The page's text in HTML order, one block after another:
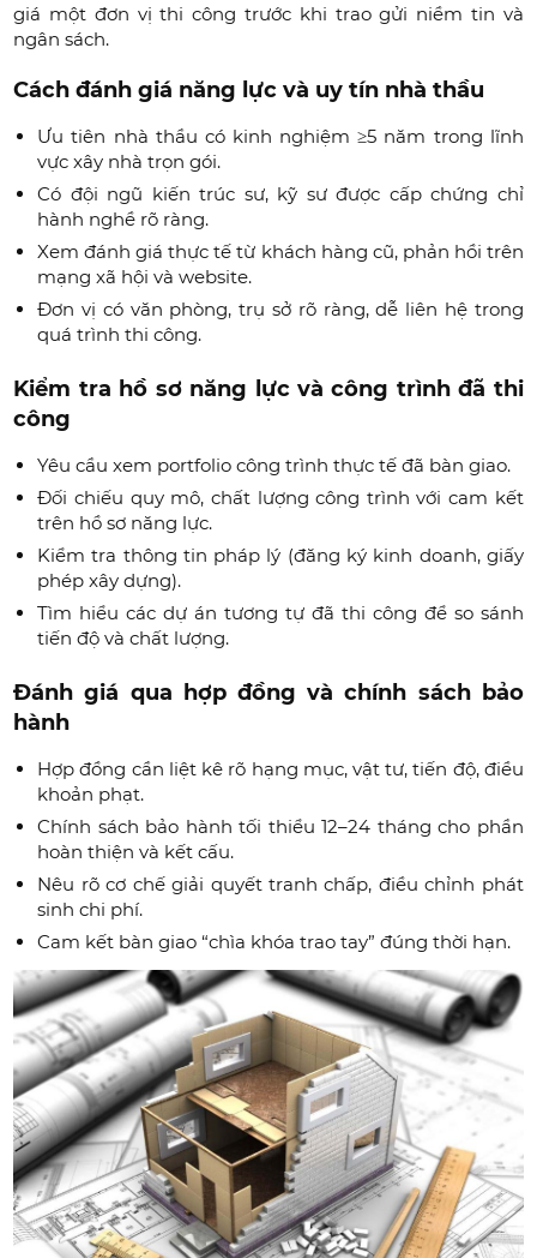
giá một đơn vị thi công trước khi trao gửi niềm tin và
ngân sách.
Cách đánh giá năng lực và uy tín nhà thầu
Ưu tiên nhà thầu có kinh nghiệm ≥5 năm trong lĩnh
vực xây nhà trọn gói.
Có đội ngũ kiến trúc sư, kỹ sư được cấp chứng chỉ
hành nghề rõ ràng.
Xem đánh giá thực tế từ khách hàng cũ, phản hồi trên
mạng xã hội và website.
Đơn vị có văn phòng, trụ sở rõ ràng, dễ liên hệ trong
quá trình thi công.
Kiểm tra hồ sơ năng lực và công trình đã thi
công
Yêu cầu xem portfolio công trình thực tế đã bàn giao.
Đối chiếu quy mô, chất lượng công trình với cam kết
trên hồ sơ năng lực.
Kiểm tra thông tin pháp lý (đăng ký kinh doanh, giấy
phép xây dựng).
Tìm hiểu các dự án tương tự đã thi công để so sánh
tiến độ và chất lượng.
Đánh giá qua hợp đồng và chính sách bảo
hành
Hợp đồng cần liệt kê rõ hạng mục, vật tư, tiến độ, điều
khoản phạt.
Chính sách bảo hành tối thiểu 12–24 tháng cho phần
hoàn thiện và kết cấu.
Nêu rõ cơ chế giải quyết tranh chấp, điều chỉnh phát
sinh chi phí.
Cam kết bàn giao “chìa khóa trao tay” đúng thời hạn.